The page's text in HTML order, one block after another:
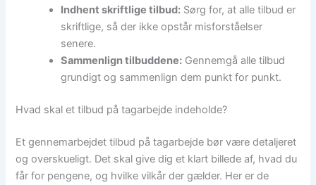
Indhent skriftlige tilbud: Sørg for, at alle tilbud er
skriftlige, så der ikke opstår misforståelser
senere.
Sammenlign tilbuddene: Gennemgå alle tilbud
grundigt og sammenlign dem punkt for punkt.
Hvad skal et tilbud på tagarbejde indeholde?
Et gennemarbejdet tilbud på tagarbejde bør være detaljeret
og overskueligt. Det skal give dig et klart billede af, hvad du
får for pengene, og hvilke vilkår der gælder. Her er de